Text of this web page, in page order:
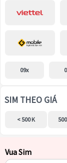
09x
SIM THEO GIÁ
< 500 K
Vua Sim